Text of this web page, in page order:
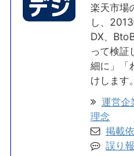
楽天市場
し、
DX、
って検証
細に」「
けします。
運営企
理念
掲載
誤り